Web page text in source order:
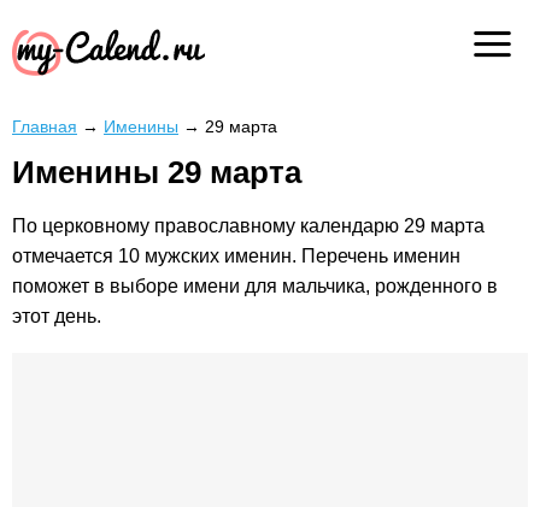
Главная → Именины → 29 марта
Именины 29 марта
По церковному православному календарю 29 марта
отмечается 10 мужских именин. Перечень именин
поможет в выборе имени для мальчика, рожденного в
этот день.